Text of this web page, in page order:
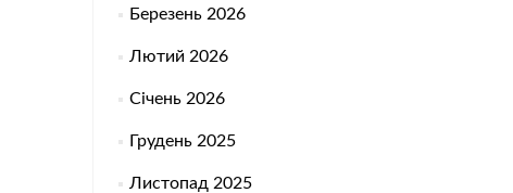
Березень 2026
Лютий 2026
Січень 2026
Грудень 2025
Листопад 2025